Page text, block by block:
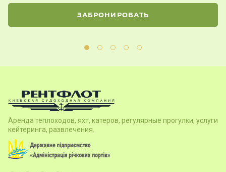
ЗАБРОНИРОВАТЬ
Аренда теплоходов, яхт, катеров, регулярные прогулки, услуги
кейтеринга, развлечения.